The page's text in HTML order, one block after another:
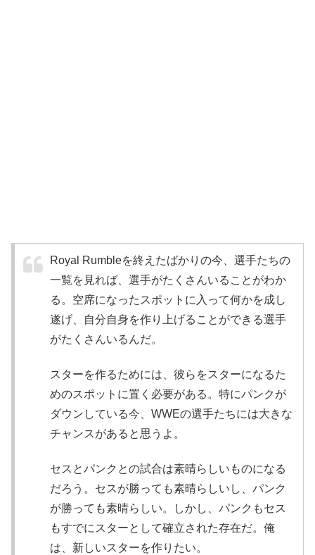
Royal Rumbleを終えたばかりの今、選手たちの
一覧を見れば、選手がたくさんいることがわか
る。空席になったスポットに入って何かを成し
遂げ、自分自身を作り上げることができる選手
がたくさんいるんだ。
スターを作るためには、彼らをスターになるた
めのスポットに置く必要がある。特にパンクが
ダウンしている今、WWEの選手たちには大きな
チャンスがあると思うよ。
セスとパンクとの試合は素晴らしいものになる
だろう。セスが勝っても素晴らしいし、パンク
が勝っても素晴らしい。しかし、パンクもセス
もすでにスターとして確立された存在だ。俺
は、新しいスターを作りたい。